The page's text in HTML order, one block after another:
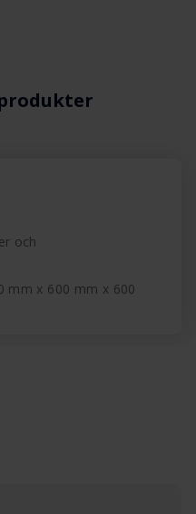
och
mm x 600 mm x 600